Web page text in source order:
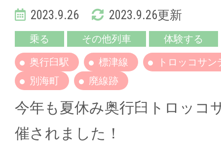
2023.9.26 2023.9.26更新
乗る その他列車 体験する
奥行臼駅 標津線
トロッコサン
別海町
廃線跡
今年も夏休み奥行臼トロッコ
催されました！